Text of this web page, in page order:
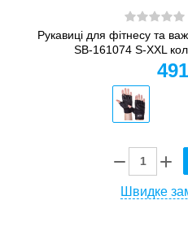
Рукавиці для фітнесу та
SB-161074 S-XXL
491
Швидке